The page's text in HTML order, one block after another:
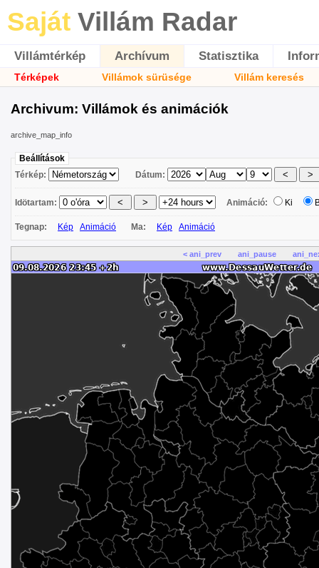
Saját Villám Radar
Villámtérkép Archívum Statisztika
Térképek Villámok sürüsége Villám keresés
Archivum: Villámok és animációk
archive_map_info
Beállítások
Térkép:
Dátum:
Idötartam: Animáció: Ki
Tegnap: Kép Animáció Ma: Kép Animáció
< ani_prev ani_pause